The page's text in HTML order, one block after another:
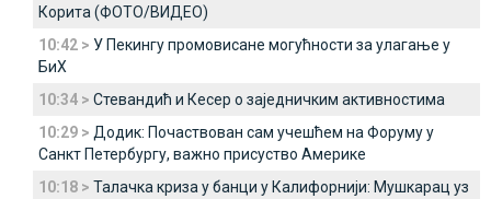
Корита (ФОТО/ВИДЕО)
10:42 > У Пекингу промовисане могућности за улагање у
БиХ
10:34 > Стевандић и Кесер о заједничким активностима
10:29 > Додик: Почаствован сам учешћем на Форуму у
Санкт Петербургу, важно присуство Америке
10:18 > Талачка криза у банци у Калифорнији: Мушкарац уз